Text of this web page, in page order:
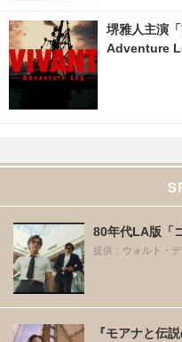
堺雅人主演
Adventure
80年代LA版「
提供：ウォルト・
『モアナと伝